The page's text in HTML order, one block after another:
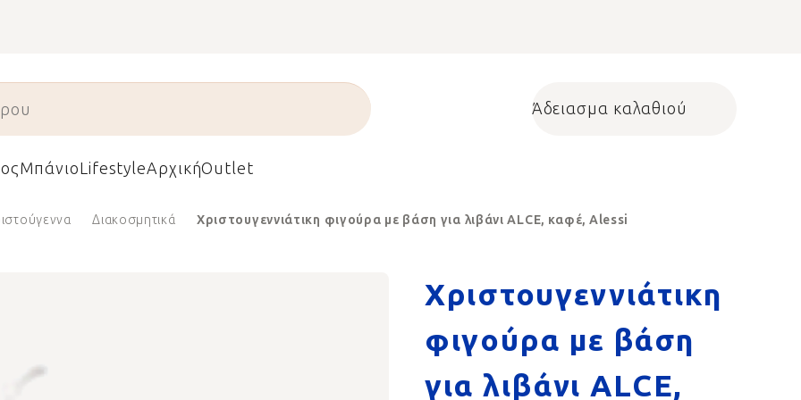
Shopping cart
Άδειασμα καλαθιού
ΜπάνιοLifestyleΑρχικήOutlet
Διακοσμητικά Χριστουγεννιάτικη φιγούρα με βάση για λιβάνι ALCE, καφέ, Alessi
Χριστουγεννιάτικη
φιγούρα με βάση
για λιβάνι ALCE,